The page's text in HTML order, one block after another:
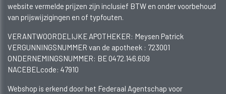
website vermelde prijzen zijn inclusief BTW en onder voorbehoud
van prijswijzigingen en of typfouten.
VERANTWOORDELIJKE APOTHEKER: Meysen Patrick
VERGUNNINGSNUMMER van de apotheek : 723001
ONDERNEMINGSNUMMER: BE 0472.146.609
NACEBELcode: 47910
Webshop is erkend door het Federaal Agentschap voor